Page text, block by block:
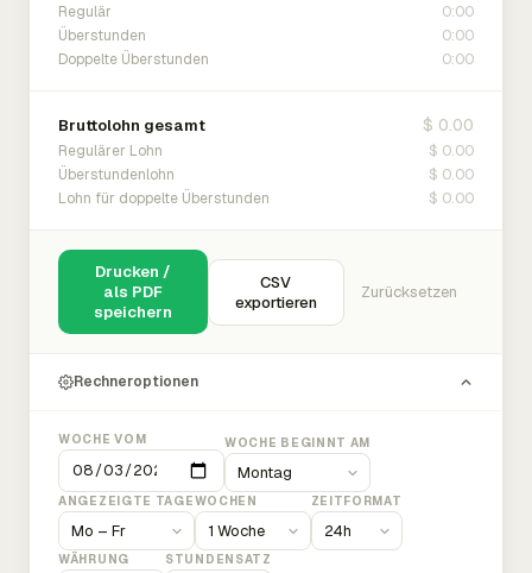
Regulär 0:00
Überstunden 0:00
Doppelte Überstunden 0:00
Bruttolohn gesamt $ 0.00
Regulärer Lohn $ 0.00
Überstundenlohn $ 0.00
Lohn für doppelte Überstunden $ 0.00
Drucken /
als PDF
speichern
CSV
exportieren
Zurücksetzen
Rechneroptionen
WOCHE VOM WOCHE BEGINNT AM
ANGEZEIGTE TAGEWOCHEN ZEITFORMAT
WÄHRUNG STUNDENSATZ